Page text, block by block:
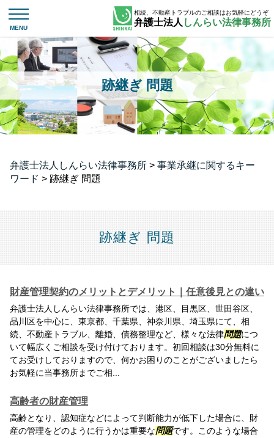
跡継ぎ 問題
相続、不動産トラブルのご相談はお気軽にどうぞ
弁護士法人 しんらい法律事務所
弁護士法人しんらい法律事務所 > 事業承継に関するキー
ワード > 跡継ぎ 問題
跡継ぎ 問題
財産管理契約のメリットとデメリット｜任意後見との違い
弁護士法人しんらい法律事務所では、港区、目黒区、世田谷区、
品川区を中心に、東京都、千葉県、神奈川県、埼玉県にて、相
続、不動産トラブル、離婚、債務整理など、様々な法律問題につ
いて幅広くご相談を受け付けております。初回相談は30分無料に
てお受けしておりますので、何かお困りのことがございましたら
お気軽に当事務所までご相...
高齢者の財産管理
高齢となり、認知症などによって判断能力が低下した場合に、財
産の管理をどのように行うかは重要な問題です。このような場合